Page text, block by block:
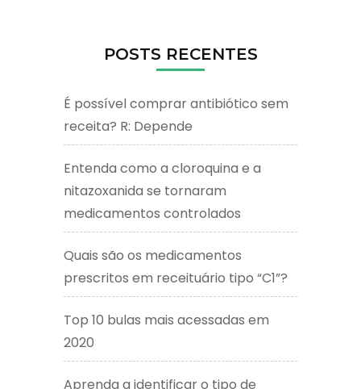
POSTS RECENTES
É possível comprar antibiótico sem
receita? R: Depende
Entenda como a cloroquina e a
nitazoxanida se tornaram
medicamentos controlados
Quais são os medicamentos
prescritos em receituário tipo “C1”?
Top 10 bulas mais acessadas em
2020
Aprenda a identificar o tipo de